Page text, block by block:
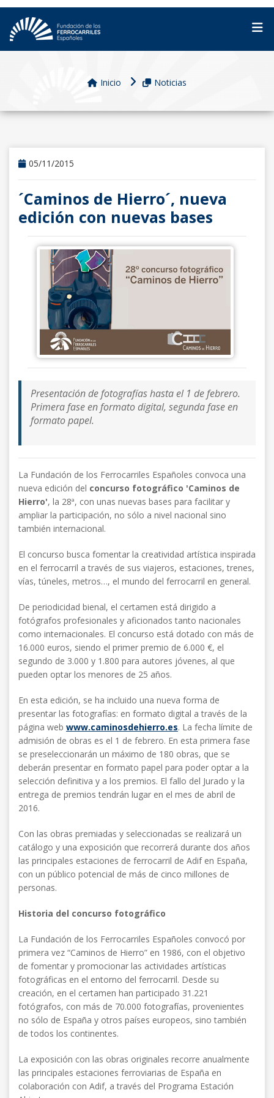
Inicio Noticias
05/11/2015
´Caminos de Hierro´, nueva
edición con nuevas bases
Presentación de fotografías hasta el 1 de febrero.
Primera fase en formato digital, segunda fase en
formato papel.
La Fundación de los Ferrocarriles Españoles convoca una
nueva edición del concurso fotográfico 'Caminos de
Hierro', la 28ª, con unas nuevas bases para facilitar y
ampliar la participación, no sólo a nivel nacional sino
también internacional.
El concurso busca fomentar la creatividad artística inspirada
en el ferrocarril a través de sus viajeros, estaciones, trenes,
vías, túneles, metros…, el mundo del ferrocarril en general.
De periodicidad bienal, el certamen está dirigido a
fotógrafos profesionales y aficionados tanto nacionales
como internacionales. El concurso está dotado con más de
16.000 euros, siendo el primer premio de 6.000 €, el
segundo de 3.000 y 1.800 para autores jóvenes, al que
pueden optar los menores de 25 años.
En esta edición, se ha incluido una nueva forma de
presentar las fotografías: en formato digital a través de la
página web www.caminosdehierro.es. La fecha límite de
admisión de obras es el 1 de febrero. En esta primera fase
se preseleccionarán un máximo de 180 obras, que se
deberán presentar en formato papel para poder optar a la
selección definitiva y a los premios. El fallo del Jurado y la
entrega de premios tendrán lugar en el mes de abril de
2016.
Con las obras premiadas y seleccionadas se realizará un
catálogo y una exposición que recorrerá durante dos años
las principales estaciones de ferrocarril de Adif en España,
con un público potencial de más de cinco millones de
personas.
Historia del concurso fotográfico
La Fundación de los Ferrocarriles Españoles convocó por
primera vez “Caminos de Hierro” en 1986, con el objetivo
de fomentar y promocionar las actividades artísticas
fotográficas en el entorno del ferrocarril. Desde su
creación, en el certamen han participado 31.221
fotógrafos, con más de 70.000 fotografías, provenientes
no sólo de España y otros países europeos, sino también
de todos los continentes.
La exposición con las obras originales recorre anualmente
las principales estaciones ferroviarias de España en
colaboración con Adif, a través del Programa Estación